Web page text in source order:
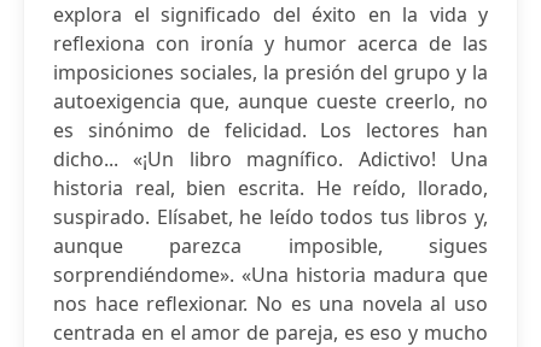
explora el significado del éxito en la vida y
reflexiona con ironía y humor acerca de las
imposiciones sociales, la presión del grupo y la
autoexigencia que, aunque cueste creerlo, no
es sinónimo de felicidad. Los lectores han
dicho... «¡Un libro magnífico. Adictivo! Una
historia real, bien escrita. He reído, llorado,
suspirado. Elísabet, he leído todos tus libros y,
aunque parezca imposible, sigues
sorprendiéndome». «Una historia madura que
nos hace reflexionar. No es una novela al uso
centrada en el amor de pareja, es eso y mucho